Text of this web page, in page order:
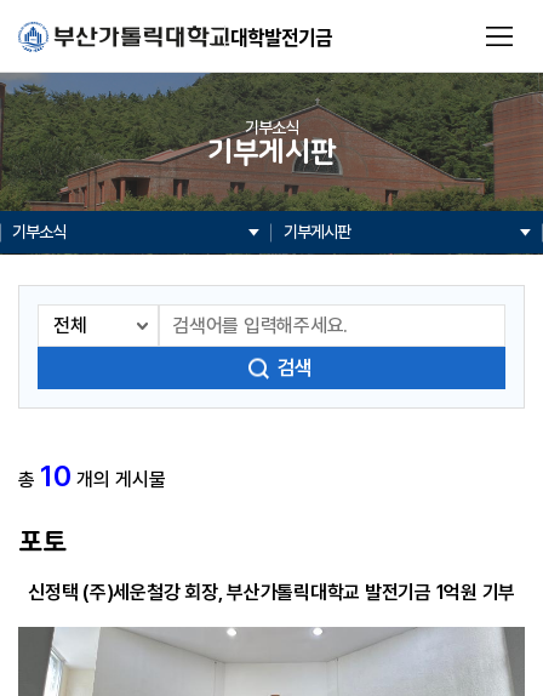
대학발전기금
기부소식
기부게시판
기부소식 기부게시판
검색
총 10 개의 게시물
포토
신정택 (주)세운철강 회장, 부산가톨릭대학교 발전기금 1억원 기부